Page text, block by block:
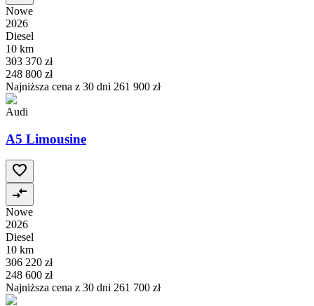
Nowe
2026
Diesel
10 km
303 370 zł
248 800 zł
Najniższa cena z 30 dni 261 900 zł
Audi
A5 Limousine
Nowe
2026
Diesel
10 km
306 220 zł
248 600 zł
Najniższa cena z 30 dni 261 700 zł